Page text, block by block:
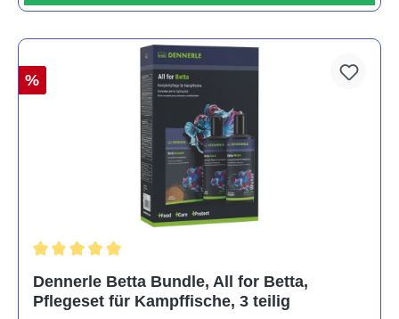
%
Dennerle Betta Bundle, All for Betta,
Pflegeset für Kampffische, 3 teilig